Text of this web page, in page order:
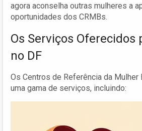
agora aconselha outras mulheres a
oportunidades dos CRMBs.
Os Serviços Oferecidos
no DF
Os Centros de Referência da
uma gama de serviços, incluindo: